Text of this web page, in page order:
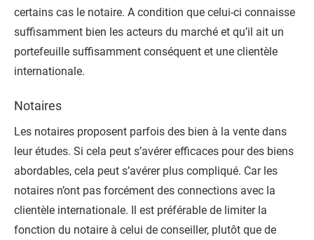
certains cas le notaire. A condition que celui-ci connaisse
suffisamment bien les acteurs du marché et qu’il ait un
portefeuille suffisamment conséquent et une clientèle
internationale.
Notaires
Les notaires proposent parfois des bien à la vente dans
leur études. Si cela peut s’avérer efficaces pour des biens
abordables, cela peut s’avérer plus compliqué. Car les
notaires n’ont pas forcément des connections avec la
clientèle internationale. Il est préférable de limiter la
fonction du notaire à celui de conseiller, plutôt que de